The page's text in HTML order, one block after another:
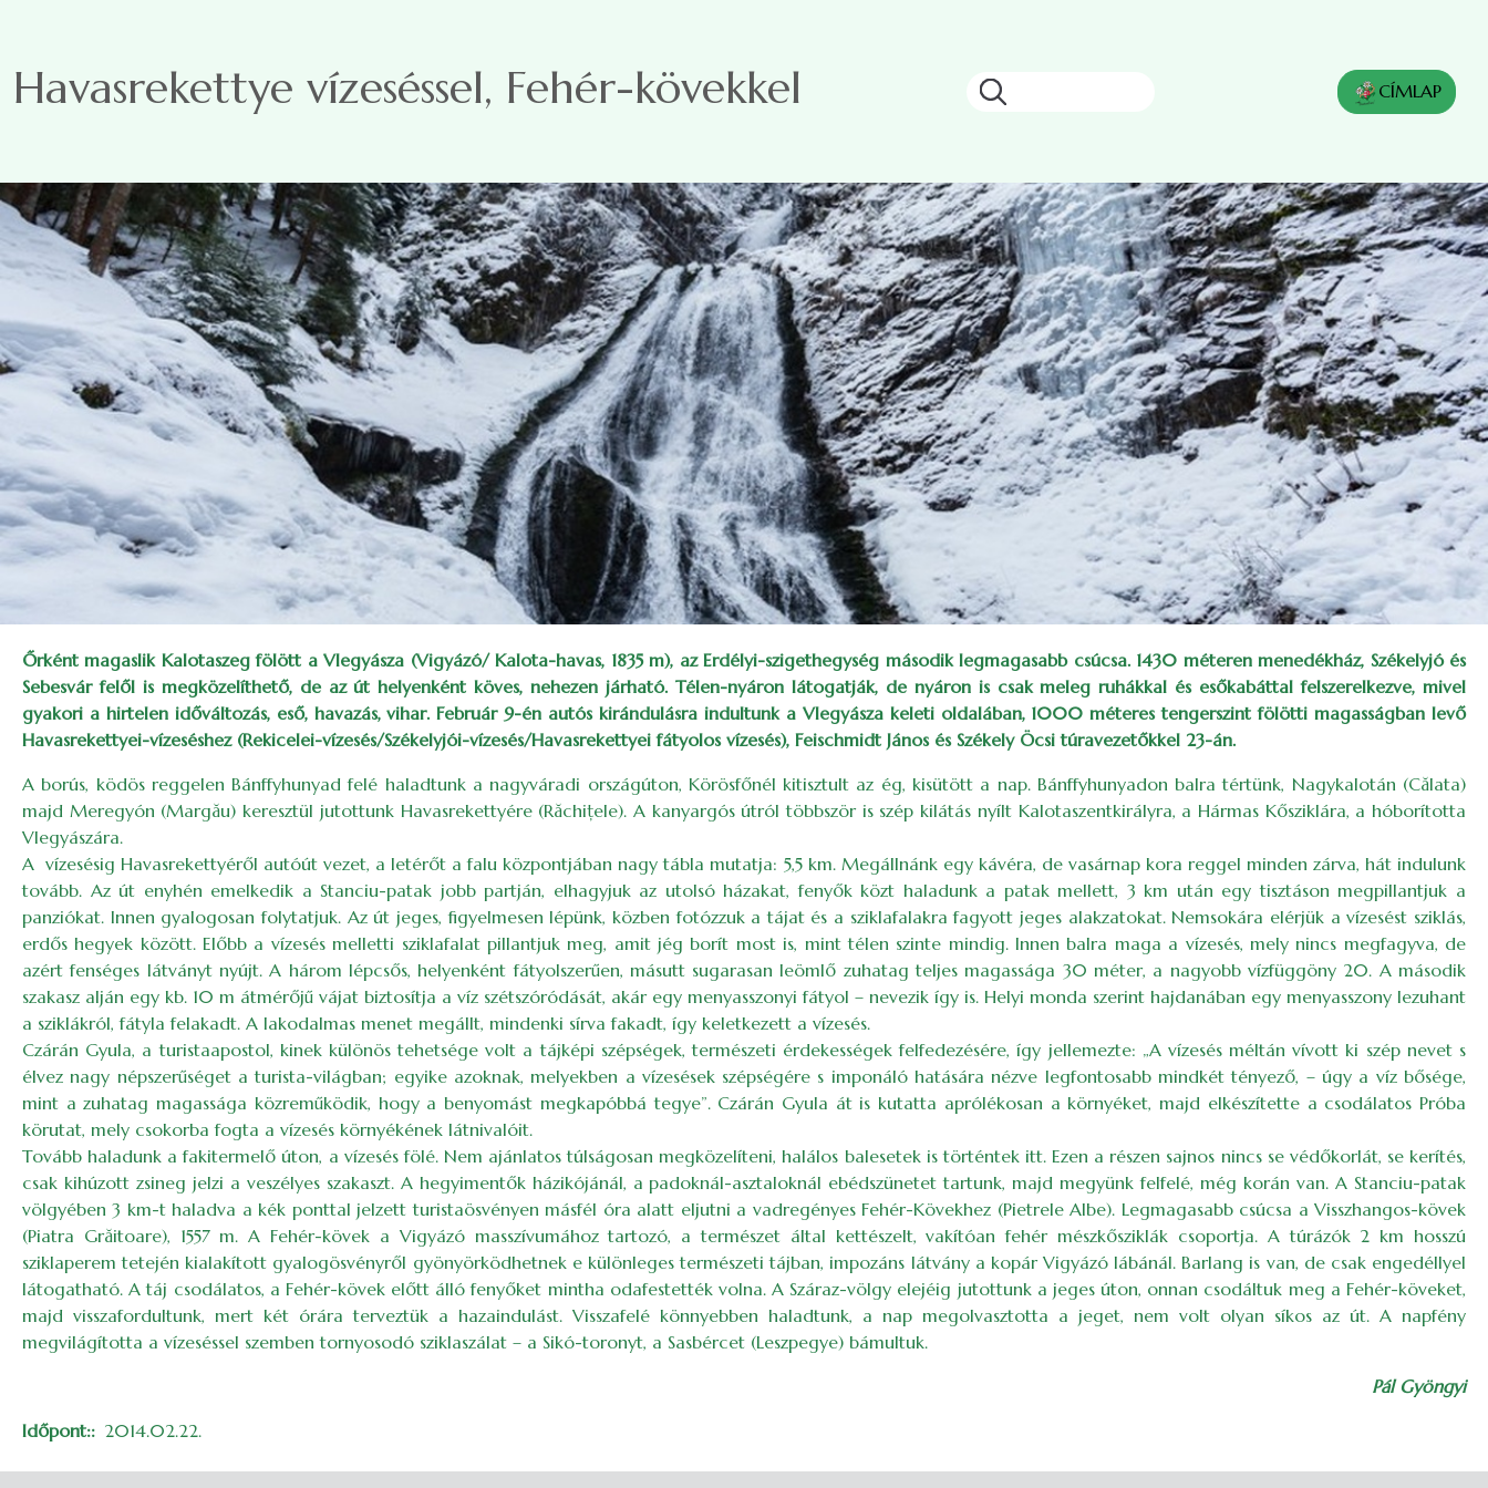
Havasrekettye vízeséssel, Fehér-kövekkel CÍMLAP
Őrként magaslik Kalotaszeg fölött a Vlegyásza (Vigyázó/ Kalota-havas, 1835 m), az Erdélyi-szigethegység második legmagasabb csúcsa. 1430 méteren menedékház, Székelyjó és
Sebesvár felől is megközelíthető, de az út helyenként köves, nehezen járható. Télen-nyáron látogatják, de nyáron is csak meleg ruhákkal és esőkabáttal felszerelkezve, mivel
gyakori a hirtelen időváltozás, eső, havazás, vihar. Február 9-én autós kirándulásra indultunk a Vlegyásza keleti oldalában, 1000 méteres tengerszint fölötti magasságban levő
Havasrekettyei-vízeséshez (Rekicelei-vízesés/Székelyjói-vízesés/Havasrekettyei fátyolos vízesés), Feischmidt János és Székely Öcsi túravezetőkkel 23-án.
A borús, ködös reggelen Bánffyhunyad felé haladtunk a nagyváradi országúton, Körös­főnél kitisztult az ég, kisütött a nap. Bánffyhunyadon balra tértünk, Nagykalotán (Călata)
majd Meregyón (Margău) keresztül jutottunk Havasrekettyére (Răchiţele). A kanyargós útról többször is szép kilátás nyílt Kalotaszentkirályra, a Hármas Kősziklára, a hóborította
Vlegyá­szára.
A vízesésig Havasre­kettyéről autóút vezet, a letérőt a falu központjában nagy tábla mutatja: 5,5 km. Megállnánk egy kávéra, de vasárnap kora reggel minden zárva, hát indulunk
tovább. Az út enyhén emelkedik a Stanciu-patak jobb partján, elhagyjuk az utolsó házakat, fenyők közt haladunk a patak mellett, 3 km után egy tisztáson megpillantjuk a
panziókat. Innen gyalogosan folytatjuk. Az út jeges, figyelmesen lépünk, közben fotózzuk a tájat és a sziklafalakra fagyott jeges alakzatokat. Nemsokára elérjük a vízesést sziklás,
erdős hegyek között. Előbb a vízesés melletti sziklafalat pillantjuk meg, amit jég borít most is, mint télen szinte mindig. Innen balra maga a vízesés, mely nincs megfagyva, de
azért fenséges látványt nyújt. A három lépcsős, helyenként fátyolszerűen, másutt sugarasan leömlő zuhatag teljes magassága 30 méter, a nagyobb vízfüggöny 20. A második
szakasz alján egy kb. 10 m átmérőjű vájat biztosítja a víz szétszóródását, akár egy menyasszonyi fátyol – nevezik így is. Helyi monda szerint hajdanában egy menyasszony lezuhant
a sziklákról, fátyla felakadt. A lakodalmas menet megállt, mindenki sírva fakadt, így keletkezett a vízesés.
Czárán Gyula, a turistaapostol, kinek különös tehetsége volt a tájképi szépségek, természeti érdekességek felfedezésére, így jellemezte: „A vízesés méltán vívott ki szép nevet s
élvez nagy népszerűséget a turista-világban; egyike azoknak, melyekben a vízesések szépségére s imponáló hatására nézve legfontosabb mindkét tényező, – úgy a víz bősége,
mint a zuhatag magassága közreműködik, hogy a benyomást megkapóbbá tegye”. Czárán Gyula át is kutatta aprólékosan a környéket, majd elkészítette a csodálatos Próba
körutat, mely csokorba fogta a vízesés környékének látnivalóit.
Tovább haladunk a fakitermelő úton, a vízesés fölé. Nem ajánlatos túlságosan megközelíteni, halálos balesetek is történtek itt. Ezen a részen sajnos nincs se védőkorlát, se kerítés,
csak kihúzott zsineg jelzi a veszélyes szakaszt. A hegyimentők házikójánál, a padoknál-asztaloknál ebédszünetet tartunk, majd megyünk felfelé, még korán van. A Stanciu-patak
völgyében 3 km-t haladva a kék ponttal jelzett turistaösvényen másfél óra alatt eljutni a vadregényes Fehér-Kövekhez (Pietrele Albe). Legmagasabb csúcsa a Visszhangos-kövek
(Piatra Grăitoare), 1557 m. A Fehér-kövek a Vigyázó masszívumához tartozó, a természet által kettészelt, vakítóan fehér mészkősziklák csoportja. A túrázók 2 km hosszú
sziklaperem tetején kialakított gyalogösvényről gyönyörködhetnek e különleges természeti tájban, impozáns látvány a kopár Vigyázó lábánál. Barlang is van, de csak engedéllyel
látogatható. A táj csodálatos, a Fehér-kövek előtt álló fenyőket mintha odafestették volna. A Száraz-völgy elejéig jutottunk a jeges úton, onnan csodáltuk meg a Fehér-köveket,
majd visszafordultunk, mert két órára terveztük a hazaindulást. Visszafelé könnyebben haladtunk, a nap megolvasztotta a jeget, nem volt olyan síkos az út. A napfény
megvilágította a vízeséssel szemben tornyosodó sziklaszálat – a Sikó-toronyt, a Sasbércet (Leszpegye) bámultuk.
Pál Gyöngyi
Időpont:
2014.02.22.